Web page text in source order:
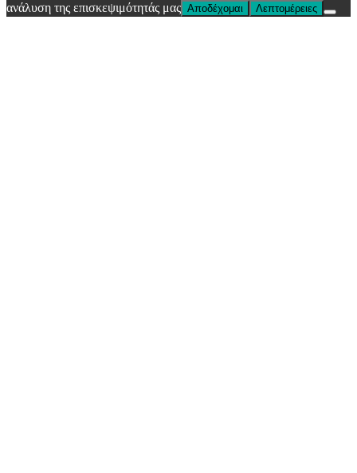
ανάλυση της επισκεψιμότητάς μας Αποδέχομαι Λεπτομέρειες